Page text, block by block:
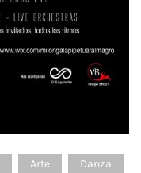
Arte Danza